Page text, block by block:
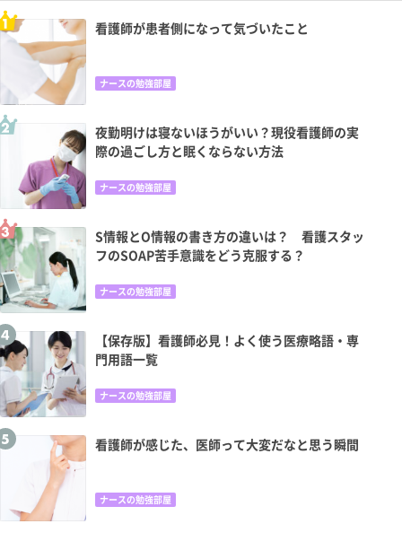
看護師が患者側になって気づいたこと
ナースの勉強部屋
夜勤明けは寝ないほうがいい？現役看護師の実
際の過ごし方と眠くならない方法
ナースの勉強部屋
S情報とO情報の書き方の違いは？ 看護スタッ
フのSOAP苦手意識をどう克服する？
ナースの勉強部屋
【保存版】看護師必見！よく使う医療略語・専
門用語一覧
ナースの勉強部屋
看護師が感じた、医師って大変だなと思う瞬間
ナースの勉強部屋